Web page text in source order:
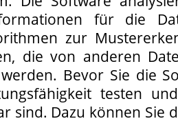
für die
zur
die von anderen
Bevor Sie die
testen
sind. Dazu können Sie